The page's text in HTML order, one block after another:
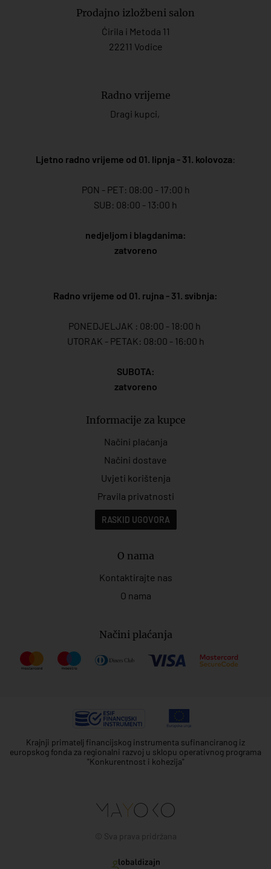
Prodajno izložbeni salon
Ćirila i Metoda 11
22211 Vodice
Radno vrijeme
Dragi kupci,
Ljetno radno vrijeme od 01. lipnja - 31. kolovoza:
PON - PET: 08:00 - 17:00 h
SUB: 08:00 - 13:00 h
nedjeljom i blagdanima:
zatvoreno
Radno vrijeme od 01. rujna - 31. svibnja:
PONEDJELJAK : 08:00 - 18:00 h
UTORAK - PETAK: 08:00 - 16:00 h
SUBOTA:
zatvoreno
Informacije za kupce
Načini plaćanja
Načini dostave
Uvjeti korištenja
Pravila privatnosti
RASKID UGOVORA
O nama
Kontaktirajte nas
O nama
Načini plaćanja
Krajnji primatelj financijskog instrumenta sufinanciranog iz
europskog fonda za regionalni razvoj u sklopu operativnog programa
"Konkurentnost i kohezija"
© Sva prava pridržana